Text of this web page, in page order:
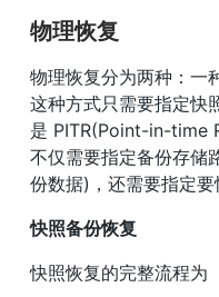
物理恢复
物理恢复分为两种：一
这种方式只需要指定快
是 PITR(Point-in-time
不仅需要指定备份存储
份数据)，还需要指定要
快照备份恢复
快照恢复的完整流程为